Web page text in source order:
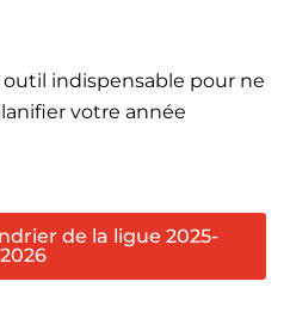
pour ne
votre année
de la ligue 2025-
2026